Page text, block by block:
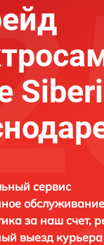
сервис
обслуживание
за наш счет,
выезд курьера